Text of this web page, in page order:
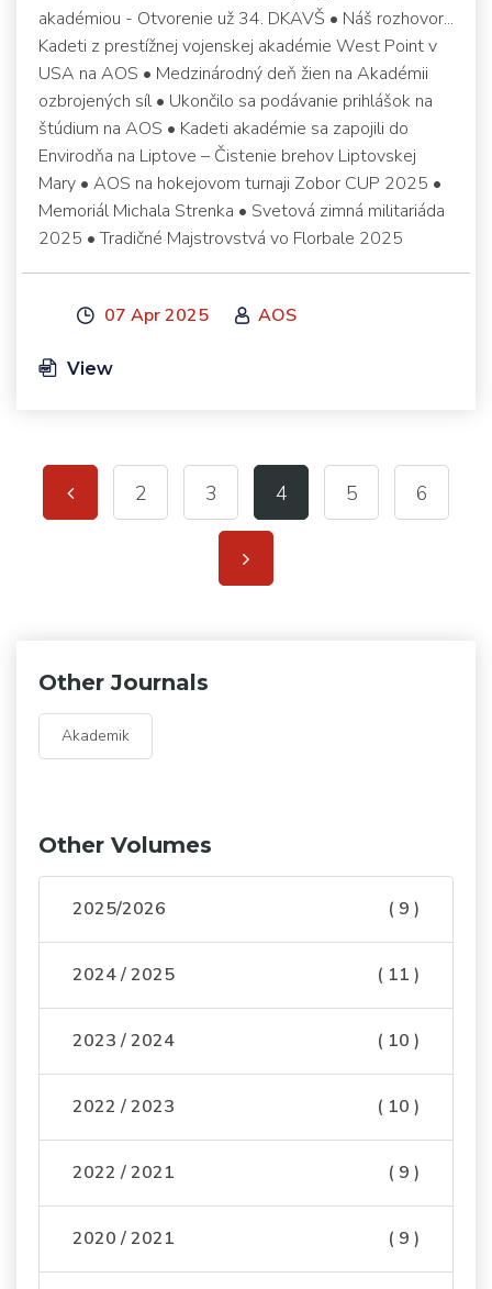
akadémiou - Otvorenie už 34. DKAVŠ • Náš rozhovor...
Kadeti z prestížnej vojenskej akadémie West Point v
USA na AOS • Medzinárodný deň žien na Akadémii
ozbrojených síl • Ukončilo sa podávanie prihlášok na
štúdium na AOS • Kadeti akadémie sa zapojili do
Envirodňa na Liptove – Čistenie brehov Liptovskej
Mary • AOS na hokejovom turnaji Zobor CUP 2025 •
Memoriál Michala Strenka • Svetová zimná militariáda
2025 • Tradičné Majstrovstvá vo Florbale 2025
07 Apr 2025 AOS
View
2 3 4 5 6
Other Journals
Akademik
Other Volumes
2025/2026 ( 9 )
2024 / 2025 ( 11 )
2023 / 2024 ( 10 )
2022 / 2023 ( 10 )
2022 / 2021 ( 9 )
2020 / 2021 ( 9 )